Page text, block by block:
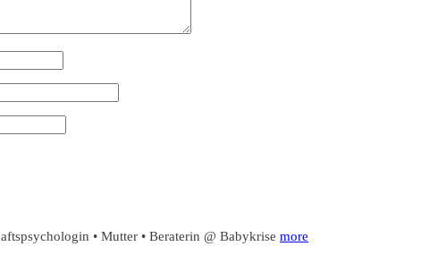
• Mutter • Beraterin @ Babykrise more